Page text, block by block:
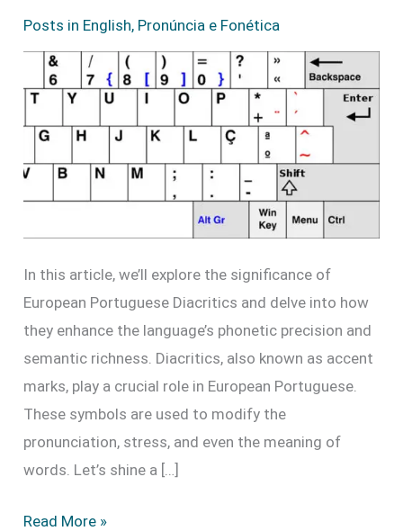
Posts in English, Pronúncia e Fonética
In this article, we’ll explore the significance of
European Portuguese Diacritics and delve into how
they enhance the language’s phonetic precision and
semantic richness. Diacritics, also known as accent
marks, play a crucial role in European Portuguese.
These symbols are used to modify the
pronunciation, stress, and even the meaning of
words. Let’s shine a […]
Read More »